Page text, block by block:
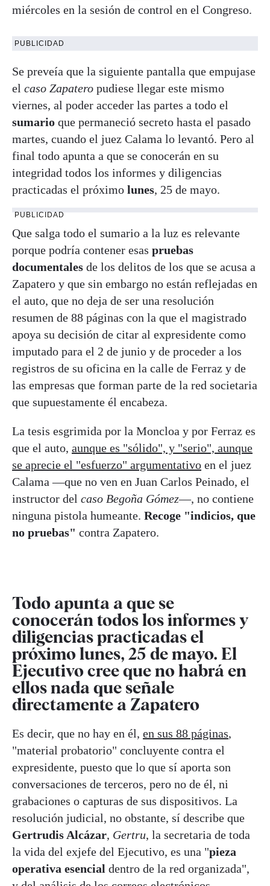
miércoles en la sesión de control en el Congreso.
PUBLICIDAD
Se preveía que la siguiente pantalla que empujase
el caso Zapatero pudiese llegar este mismo
viernes, al poder acceder las partes a todo el
sumario que permaneció secreto hasta el pasado
martes, cuando el juez Calama lo levantó. Pero al
final todo apunta a que se conocerán en su
integridad todos los informes y diligencias
practicadas el próximo lunes, 25 de mayo.
PUBLICIDAD
Que salga todo el sumario a la luz es relevante
porque podría contener esas pruebas
documentales de los delitos de los que se acusa a
Zapatero y que sin embargo no están reflejadas en
el auto, que no deja de ser una resolución
resumen de 88 páginas con la que el magistrado
apoya su decisión de citar al expresidente como
imputado para el 2 de junio y de proceder a los
registros de su oficina en la calle de Ferraz y de
las empresas que forman parte de la red societaria
que supuestamente él encabeza.
La tesis esgrimida por la Moncloa y por Ferraz es
que el auto, aunque es "sólido", y "serio", aunque
se aprecie el "esfuerzo" argumentativo en el juez
Calama —que no ven en Juan Carlos Peinado, el
instructor del caso Begoña Gómez—, no contiene
ninguna pistola humeante. Recoge "indicios, que
no pruebas" contra Zapatero.
Todo apunta a que se
conocerán todos los informes y
diligencias practicadas el
próximo lunes, 25 de mayo. El
Ejecutivo cree que no habrá en
ellos nada que señale
directamente a Zapatero
Es decir, que no hay en él, en sus 88 páginas,
"material probatorio" concluyente contra el
expresidente, puesto que lo que sí aporta son
conversaciones de terceros, pero no de él, ni
grabaciones o capturas de sus dispositivos. La
resolución judicial, no obstante, sí describe que
Gertrudis Alcázar, Gertru, la secretaria de toda
la vida del exjefe del Ejecutivo, es una "pieza
operativa esencial dentro de la red organizada",